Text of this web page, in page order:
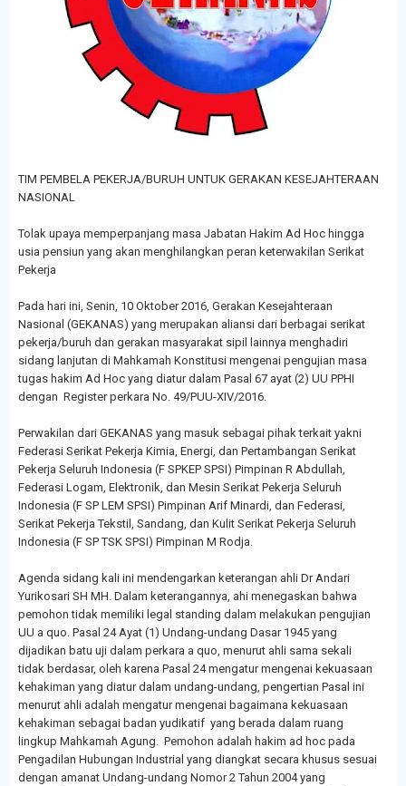
TIM PEMBELA PEKERJA/BURUH UNTUK GERAKAN KESEJAHTERAAN
NASIONAL
Tolak upaya memperpanjang masa Jabatan Hakim Ad Hoc hingga
usia pensiun yang akan menghilangkan peran keterwakilan Serikat
Pekerja
Pada hari ini, Senin, 10 Oktober 2016, Gerakan Kesejahteraan
Nasional (GEKANAS) yang merupakan aliansi dari berbagai serikat
pekerja/buruh dan gerakan masyarakat sipil lainnya menghadiri
sidang lanjutan di Mahkamah Konstitusi mengenai pengujian masa
tugas hakim Ad Hoc yang diatur dalam Pasal 67 ayat (2) UU PPHI
dengan Register perkara No. 49/PUU-XIV/2016.
Perwakilan dari GEKANAS yang masuk sebagai pihak terkait yakni
Federasi Serikat Pekerja Kimia, Energi, dan Pertambangan Serikat
Pekerja Seluruh Indonesia (F SPKEP SPSI) Pimpinan R Abdullah,
Federasi Logam, Elektronik, dan Mesin Serikat Pekerja Seluruh
Indonesia (F SP LEM SPSI) Pimpinan Arif Minardi, dan Federasi,
Serikat Pekerja Tekstil, Sandang, dan Kulit Serikat Pekerja Seluruh
Indonesia (F SP TSK SPSI) Pimpinan M Rodja.
Agenda sidang kali ini mendengarkan keterangan ahli Dr Andari
Yurikosari SH MH. Dalam keterangannya, ahi menegaskan bahwa
pemohon tidak memiliki legal standing dalam melakukan pengujian
UU a quo. Pasal 24 Ayat (1) Undang-undang Dasar 1945 yang
dijadikan batu uji dalam perkara a quo, menurut ahli sama sekali
tidak berdasar, oleh karena Pasal 24 mengatur mengenai kekuasaan
kehakiman yang diatur dalam undang-undang, pengertian Pasal ini
menurut ahli adalah mengatur mengenai bagaimana kekuasaan
kehakiman sebagai badan yudikatif yang berada dalam ruang
lingkup Mahkamah Agung. Pemohon adalah hakim ad hoc pada
Pengadilan Hubungan Industrial yang diangkat secara khusus sesuai
dengan amanat Undang-undang Nomor 2 Tahun 2004 yang